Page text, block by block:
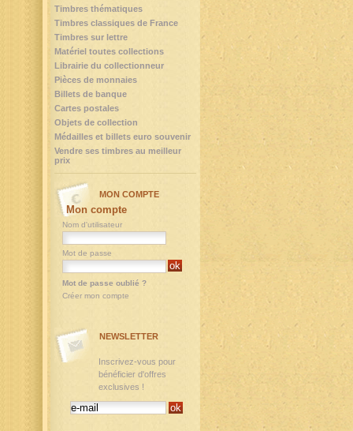
Timbres thématiques
Timbres classiques de France
Timbres sur lettre
Matériel toutes collections
Librairie du collectionneur
Pièces de monnaies
Billets de banque
Cartes postales
Objets de collection
Médailles et billets euro souvenir
Vendre ses timbres au meilleur
prix
MON COMPTE
Mon compte
Nom d'utilisateur
Mot de passe
Mot de passe oublié ?
Créer mon compte
NEWSLETTER
Inscrivez-vous pour
bénéficier d'offres
exclusives !